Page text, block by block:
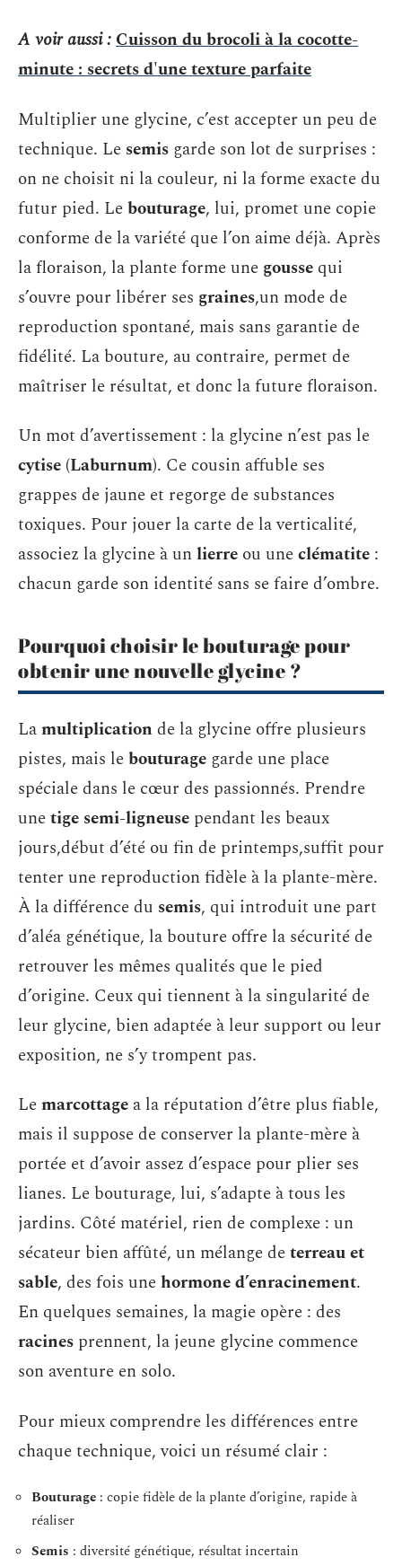
A voir aussi :Cuisson du brocoli à la cocotte-
minute : secrets d'une texture parfaite
Multiplier une glycine, c’est accepter un peu de
technique. Le semis garde son lot de surprises :
on ne choisit ni la couleur, ni la forme exacte du
futur pied. Lebouturage, lui, promet une copie
conforme de la variété que l’on aime déjà. Après
la floraison, la plante forme une gousse qui
s’ouvre pour libérer ses graines,un mode de
reproduction spontané, mais sans garantie de
fidélité. La bouture, au contraire, permet de
maîtriser le résultat, et donc la future floraison.
Un mot d’avertissement : la glycine n’est pas le
cytise (Laburnum). Ce cousin affuble ses
grappes de jaune et regorge de substances
toxiques. Pour jouer la carte de la verticalité,
associez la glycine à unlierre ou uneclématite :
chacun garde son identité sans se faire d’ombre.
Pourquoi choisir le bouturage pour
obtenir une nouvelle glycine ?
Lamultiplicationde la glycine offre plusieurs
pistes, mais lebouturage garde une place
spéciale dans le cœur des passionnés. Prendre
unetige semi-ligneuse pendant les beaux
jours,début d’été ou fin de printemps,suffit pour
tenter une reproduction fidèle à la plante-mère.
À la différence du semis, qui introduit une part
d’aléa génétique, la bouture offre la sécurité de
retrouver les mêmes qualités que le pied
d’origine. Ceux qui tiennent à la singularité de
leur glycine, bien adaptée à leur support ou leur
exposition, ne s’y trompent pas.
Lemarcottage a la réputation d’être plus fiable,
mais il suppose de conserver la plante-mère à
portée et d’avoir assez d’espace pour plier ses
lianes. Le bouturage, lui, s’adapte à tous les
jardins. Côté matériel, rien de complexe : un
sécateur bien affûté, un mélange deterreau et
sable, des fois unehormone d’enracinement.
En quelques semaines, la magie opère : des
racines prennent, la jeune glycine commence
son aventure en solo.
Pour mieux comprendre les différences entre
chaque technique, voici un résumé clair :
Bouturage : copie fidèle de la plante d’origine, rapide à
réaliser
Semis : diversité génétique, résultat incertain